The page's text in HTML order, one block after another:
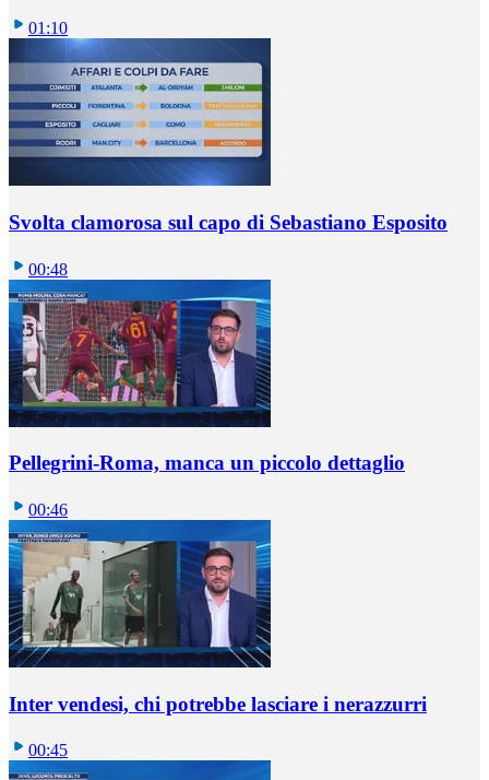
01:10
Svolta clamorosa sul capo di Sebastiano Esposito
00:48
Pellegrini-Roma, manca un piccolo dettaglio
00:46
Inter vendesi, chi potrebbe lasciare i nerazzurri
00:45